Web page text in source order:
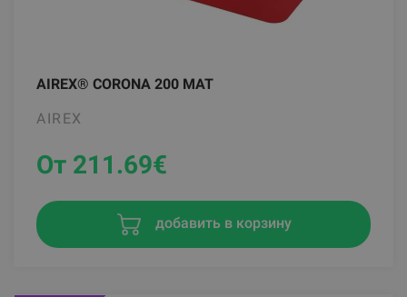
AIREX® CORONA 200 MAT
AIREX
От 211.69€
добавить в корзину